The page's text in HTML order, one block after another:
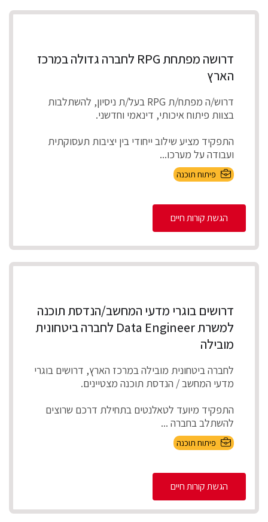
דרושה מפתחת RPG לחברה גדולה במרכז
הארץ
דרוש/ה מפתח/ת RPG בעל/ת ניסיון, להשתלבות
בצוות פיתוח איכותי, דינאמי וחדשני.
התפקיד מציע שילוב ייחודי בין יציבות תעסוקתית
ועבודה על מערכו...
פיתוח תוכנה
הגשת קורות חיים
דרושים בוגרי מדעי המחשב/הנדסת תוכנה
למשרת Data Engineer לחברה ביטחונית
מובילה
לחברה ביטחונית מובילה במרכז הארץ, דרושים בוגרי
מדעי המחשב / הנדסת תוכנה מצטיינים.
התפקיד מיועד לטאלנטים בתחילת דרכם שרוצים
להשתלב בחברה ...
פיתוח תוכנה
הגשת קורות חיים